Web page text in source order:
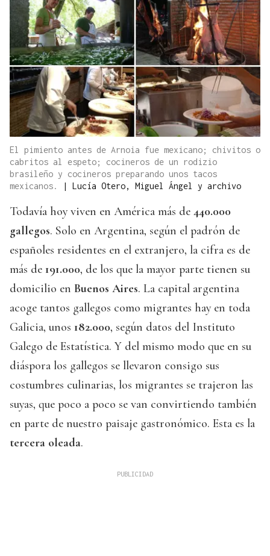
El pimiento antes de Arnoia fue mexicano; chivitos o
cabritos al espeto; cocineros de un rodizio
brasileño y cocineros preparando unos tacos
mexicanos.
| Lucía Otero, Miguel Ángel y archivo
Todavía hoy viven en América más de 440.000
gallegos. Solo en Argentina, según el padrón de
españoles residentes en el extranjero, la cifra es de
más de 191.000, de los que la mayor parte tienen su
domicilio en Buenos Aires. La capital argentina
acoge tantos gallegos como migrantes hay en toda
Galicia, unos 182.000, según datos del Instituto
Galego de Estatística. Y del mismo modo que en su
diáspora los gallegos se llevaron consigo sus
costumbres culinarias, los migrantes se trajeron las
suyas, que poco a poco se van convirtiendo también
en parte de nuestro paisaje gastronómico. Esta es la
tercera oleada.